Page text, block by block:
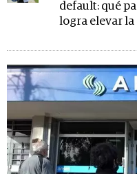
default: qué
logra elevar la